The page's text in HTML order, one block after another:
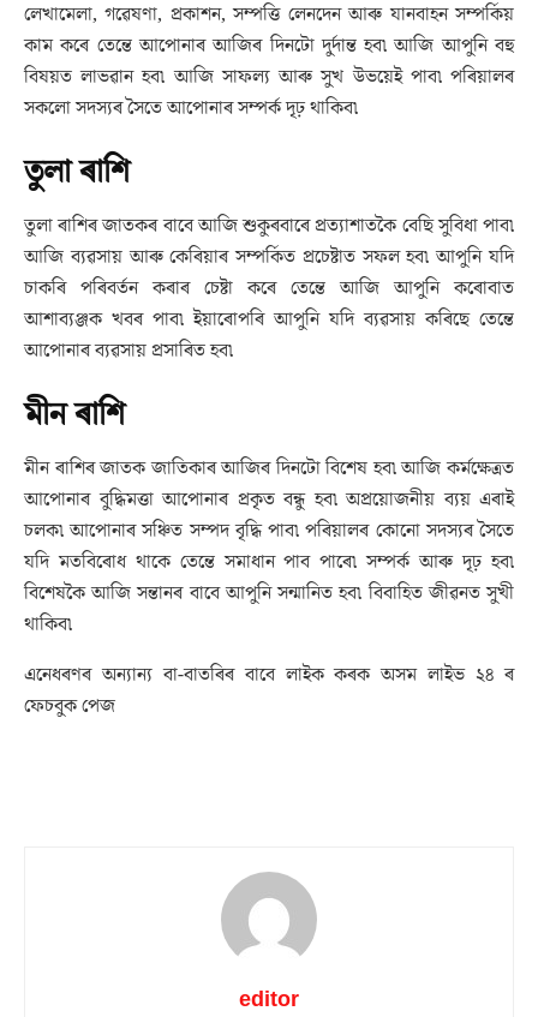
লেখামেলা, গৱেষণা, প্ৰকাশন, সম্পত্তি লেনদেন আৰু যানবাহন সম্পৰ্কিয়
কাম কৰে তেন্তে আপোনাৰ আজিৰ দিনটো দুৰ্দান্ত হব৷ আজি আপুনি বহু
বিষয়ত লাভৱান হব৷ আজি সাফল্য আৰু সুখ উভয়েই পাব৷ পৰিয়ালৰ
সকলো সদস্যৰ সৈতে আপোনাৰ সম্পৰ্ক দৃঢ় থাকিব৷
তুলা ৰাশি
তুলা ৰাশিৰ জাতকৰ বাবে আজি শুকুৰবাৰে প্ৰত্যাশাতকৈ বেছি সুবিধা পাব৷
আজি ব্যৱসায় আৰু কেৰিয়াৰ সম্পৰ্কিত প্ৰচেষ্টাত সফল হব৷ আপুনি যদি
চাকৰি পৰিবৰ্তন কৰাৰ চেষ্টা কৰে তেন্তে আজি আপুনি কৰোবাত
আশাব্যঞ্জক খবৰ পাব৷ ইয়াৰোপৰি আপুনি যদি ব্যৱসায় কৰিছে তেন্তে
আপোনাৰ ব্যৱসায় প্ৰসাৰিত হব৷
মীন ৰাশি
মীন ৰাশিৰ জাতক জাতিকাৰ আজিৰ দিনটো বিশেষ হব৷ আজি কৰ্মক্ষেত্ৰত
আপোনাৰ বুদ্ধিমত্তা আপোনাৰ প্ৰকৃত বন্ধু হব৷ অপ্ৰয়োজনীয় ব্যয় এৰাই
চলক৷ আপোনাৰ সঞ্চিত সম্পদ বৃদ্ধি পাব৷ পৰিয়ালৰ কোনো সদস্যৰ সৈতে
যদি মতবিৰোধ থাকে তেন্তে সমাধান পাব পাৰে৷ সম্পৰ্ক আৰু দৃঢ় হব৷
বিশেষকৈ আজি সন্তানৰ বাবে আপুনি সন্মানিত হব৷ বিবাহিত জীৱনত সুখী
থাকিব৷
এনেধৰণৰ অন্যান্য বা-বাতৰিৰ বাবে লাইক কৰক অসম লাইভ ২৪ ৰ
ফেচবুক পেজ
editor